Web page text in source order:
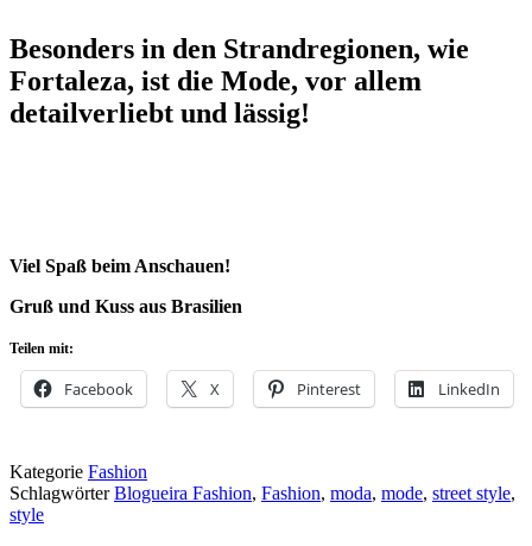
Besonders in den Strandregionen, wie
Fortaleza, ist die Mode, vor allem
detailverliebt und lässig!
Viel Spaß beim Anschauen!
Gruß und Kuss aus Brasilien
Teilen mit:
Facebook X Pinterest LinkedIn
Kategorie Fashion
SchlagwörterBlogueira Fashion, Fashion, moda, mode, street style,
style